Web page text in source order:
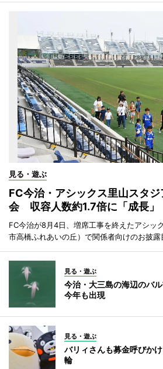
見る・遊ぶ
FC今治・アシックス里山スタジ
会 収容人数約1.7倍に「成長」
FC今治が8月4日、増席工事を終えたアシッ
市高橋ふれあいの丘）で関係者向けのお披露
見る・遊ぶ
今治・大三島の海辺のバ
今年も出現
見る・遊ぶ
バリィさんも募金呼びか
輪